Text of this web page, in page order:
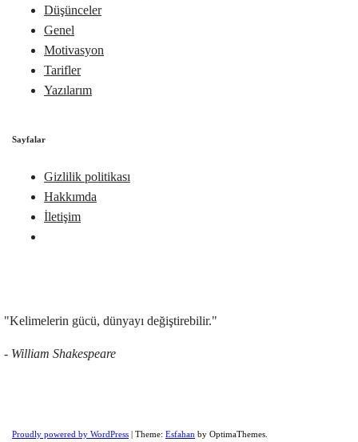
Düşünceler
Genel
Motivasyon
Tarifler
Yazılarım
Sayfalar
Gizlilik politikası
Hakkımda
İletişim
"Kelimelerin gücü, dünyayı değiştirebilir."
- William Shakespeare
Proudly powered by WordPress | Theme: Esfahan by OptimaThemes.